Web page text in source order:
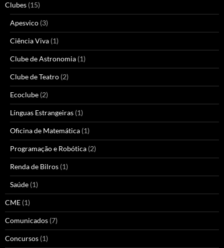
Clubes (15)
Apesvico (3)
Ciência Viva (1)
Clube de Astronomia (1)
Clube de Teatro (2)
Ecoclube (2)
Línguas Estrangeiras (1)
Oficina de Matemática (1)
Programação e Robótica (2)
Renda de Bilros (1)
Saúde (1)
CME (1)
Comunicados (7)
Concursos (1)